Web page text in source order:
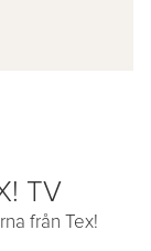
TV
från Tex!